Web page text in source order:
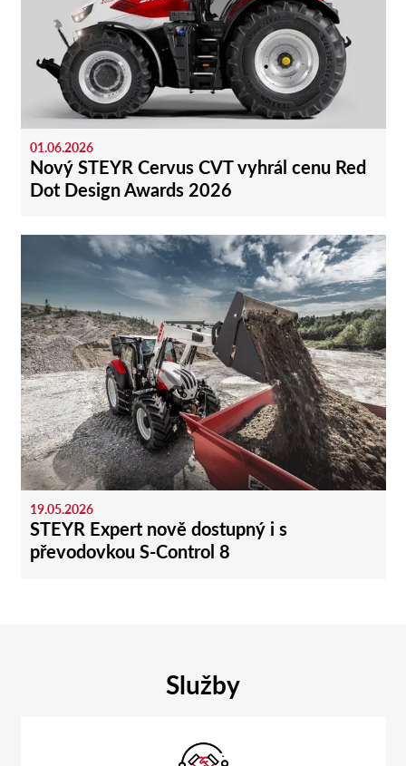
01.06.2026
Nový STEYR Cervus CVT vyhrál cenu Red
Dot Design Awards 2026
19.05.2026
STEYR Expert nově dostupný i s
převodovkou S-Control 8
Služby